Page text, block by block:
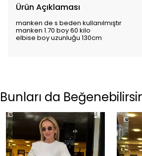
Ürün Açıklaması
manken de s beden kullanılmıştır
manken 1.70 boy 60 kilo
elbise boy uzunluğu 130cm
Bunları da